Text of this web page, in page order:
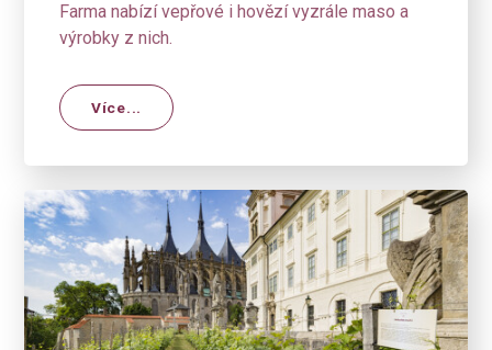
Farma nabízí vepřové i hovězí vyzrále maso a
výrobky z nich.
Více...